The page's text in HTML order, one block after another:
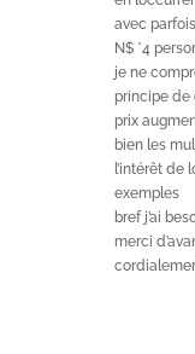
avec
N$ *4
je ne
principe de
prix
bien les
l’intérêt de
exemples
bref j’ai
merci